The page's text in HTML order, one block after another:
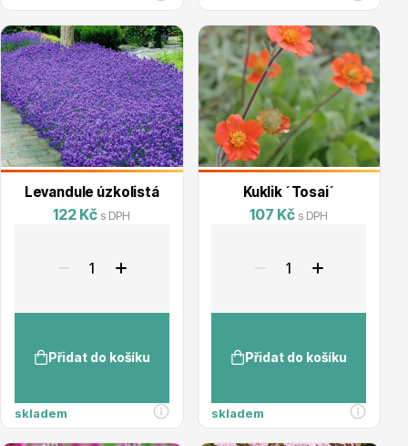
Vzrostlé stromy
Nářadí, příslušenství
Postřiky, přípravky
Levandule úzkolistá
122 Kč s DPH
Přidat do košíku
skladem
Kuklik ´Tosai´
107 Kč s DPH
Přidat do košíku
skladem